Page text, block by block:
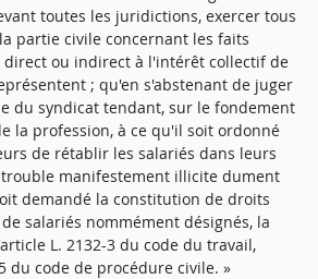
toutes les juridictions, exercer tous
partie civile concernant les faits
ou indirect à l'intérêt collectif de
; qu'en s'abstenant de juger
du syndicat tendant, sur le fondement
la profession, à ce qu'il soit ordonné
de rétablir les salariés dans leurs
manifestement illicite dument
demandé la constitution de droits
salariés nommément désignés, la
L. 2132-3 du code du travail,
du code de procédure civile. »